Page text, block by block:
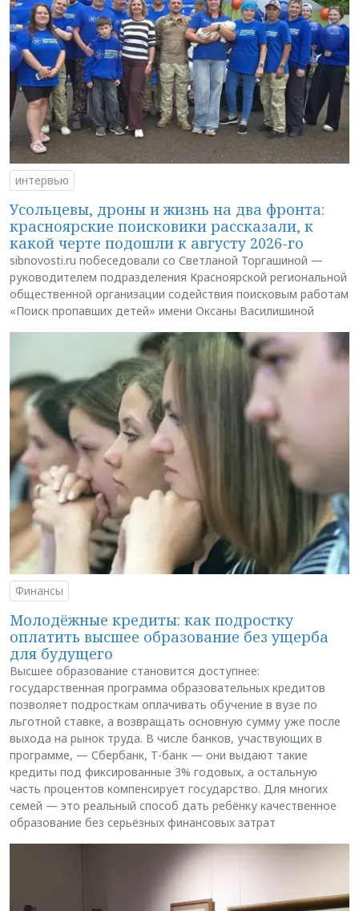
интервью
Усольцевы, дроны и жизнь на два фронта:
красноярские поисковики рассказали, к
какой черте подошли к августу 2026-го
sibnovosti.ru побеседовали со Светланой Торгашиной —
руководителем подразделения Красноярской региональной
общественной организации содействия поисковым работам
«Поиск пропавших детей» имени Оксаны Василишиной
Финансы
Молодёжные кредиты: как подростку
оплатить высшее образование без ущерба
для будущего
Высшее образование становится доступнее:
государственная программа образовательных кредитов
позволяет подросткам оплачивать обучение в вузе по
льготной ставке, а возвращать основную сумму уже после
выхода на рынок труда. В числе банков, участвующих в
программе, — Сбербанк, Т-банк — они выдают такие
кредиты под фиксированные 3% годовых, а остальную
часть процентов компенсирует государство. Для многих
семей — это реальный способ дать ребёнку качественное
образование без серьёзных финансовых затрат